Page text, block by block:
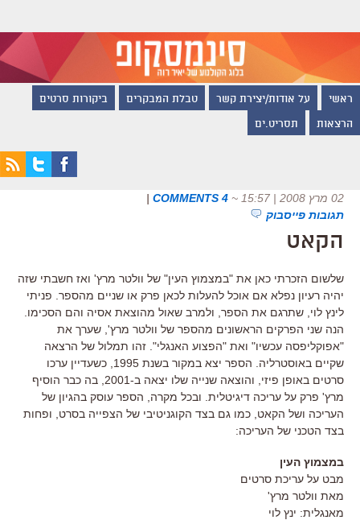
ראשי על אודות/יצירת קשר טבלת המבקרים ביקורות סרטים
הרצאות תסריט.ים
02 מרץ 2008 | 15:57 ~
4 COMMENTS
|
תגובות פייסבוק
הקאט
שלשום הזכרתי כאן את "במצמוץ העין" של וולטר מרץ' ואז חשבתי שזה
יהיה רעיון נפלא אם אוכל להעלות לכאן פרק או שניים מהספר. פניתי
לינץ לוי, שתרגם את הספר, ולמרב שאול מהוצאת אסיה והם הסכימו.
הנה שני הפרקים הראשונים מהספר של וולטר מרץ', שערך את
"אפוקליפסה עכשיו" ואת "הפצוע האנגלי". זהו תמלול של הרצאה
שקיים באוסטרליה. הספר יצא במקור בשנת 1995, כשעדיין ערכו
סרטים באופן פיזי, והוצאה שנייה שלו יצאה ב-2001, בה כבר הוסיף
מרץ' פרק על עריכה דיגיטלית. ובכל מקרה, הספר עוסק בהגיון של
העריכה ושל הקאט, כמו גם בצד הקוגניטיבי של הצפייה בסרט, ופחות
בצד הטכני של העריכה:
במצמוץ העין
מבט על עריכת סרטים
מאת וולטר מרץ'
מאנגלית: ינץ לוי